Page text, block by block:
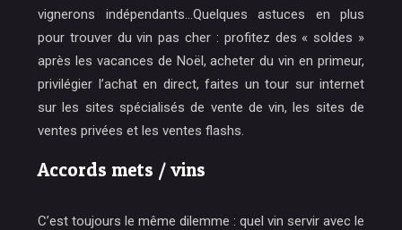
vignerons indépendants…Quelques astuces en plus
pour trouver du vin pas cher : profitez des « soldes »
après les vacances de Noël, acheter du vin en primeur,
privilégier l’achat en direct, faites un tour sur internet
sur les sites spécialisés de vente de vin, les sites de
ventes privées et les ventes flashs.
Accords mets / vins
C’est toujours le même dilemme : quel vin servir avec le